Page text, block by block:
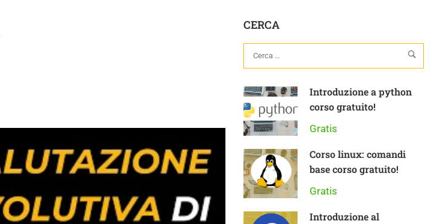
CERCA
Introduzione a python
corso gratuito!
Gratis
Corso linux: comandi
base corso gratuito!
Gratis
Introduzione al